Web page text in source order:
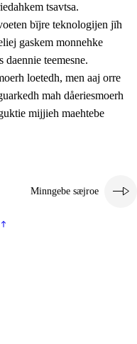
tsavtsa.
bïjre teknologijen jïh
gaskem monnehke
teemesne.
loetedh, men aaj orre
mah dåeriesmoerh
mijjieh maehtebe
Minngebe sæjroe